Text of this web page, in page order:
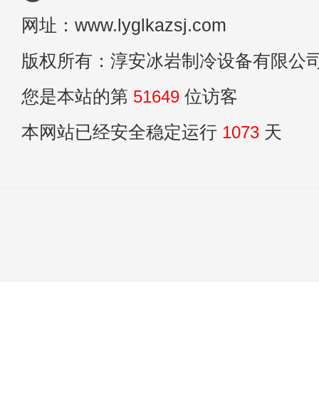
网址：www.lyglkazsj.com
版权所有：淳安冰岩制冷设备有限公
您是本站的第 51649 位访客
本网站已经安全稳定运行 1073 天